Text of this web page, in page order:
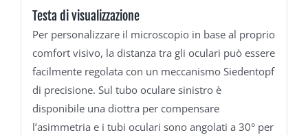
Testa di visualizzazione
Per personalizzare il microscopio in base al proprio
comfort visivo, la distanza tra gli oculari può essere
facilmente regolata con un meccanismo Siedentopf
di precisione. Sul tubo oculare sinistro è
disponibile una diottra per compensare
l’asimmetria e i tubi oculari sono angolati a 30° per